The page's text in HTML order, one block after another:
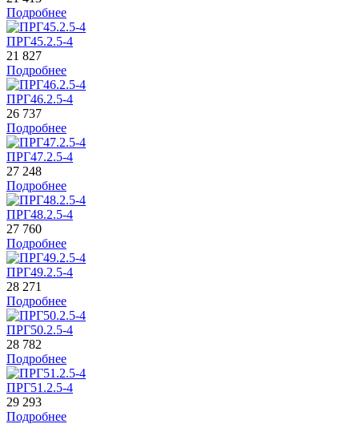
Подробнее
ПРГ45.2.5-4
21 827
Подробнее
ПРГ46.2.5-4
26 737
Подробнее
ПРГ47.2.5-4
27 248
Подробнее
ПРГ48.2.5-4
27 760
Подробнее
ПРГ49.2.5-4
28 271
Подробнее
ПРГ50.2.5-4
28 782
Подробнее
ПРГ51.2.5-4
29 293
Подробнее